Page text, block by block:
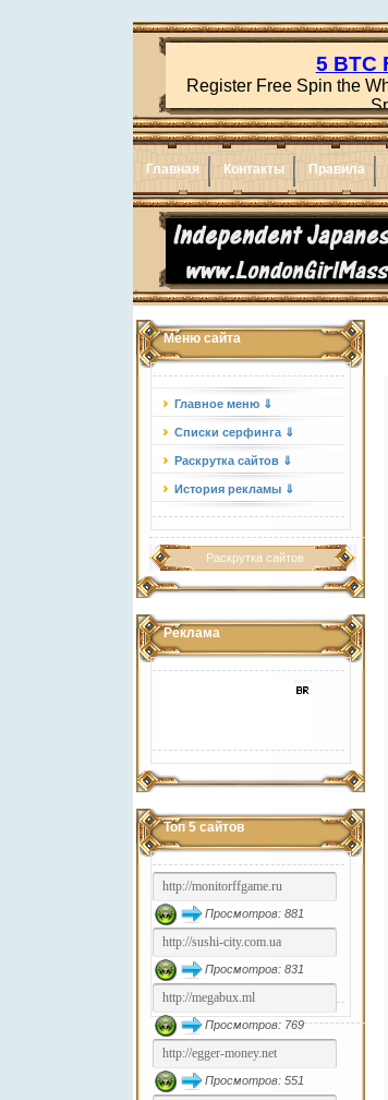
Главная Контакты Правила
Меню сайта
Главное меню ⇓
Списки серфинга ⇓
Раскрутка сайтов ⇓
История рекламы ⇓
Раскрутка сайтов
Реклама
Топ 5 сайтов
Просмотров: 881
Просмотров: 831
Просмотров: 769
Просмотров: 551